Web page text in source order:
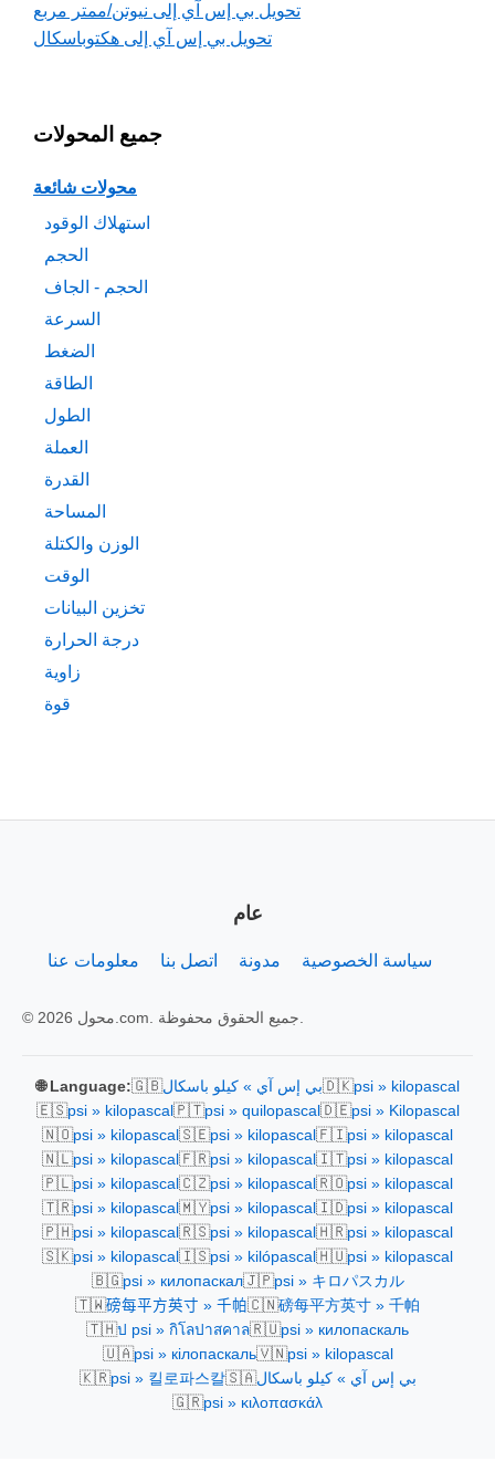
تحويل بي إس آي إلى نيوتن/ممتر مربع
تحويل بي إس آي إلى هكتوباسكال
جميع المحولات
محولات شائعة
استهلاك الوقود
الحجم
الحجم - الجاف
السرعة
الضغط
الطاقة
الطول
العملة
القدرة
المساحة
الوزن والكتلة
الوقت
تخزين البيانات
درجة الحرارة
زاوية
قوة
عام
معلومات عنا اتصل بنا مدونة سياسة الخصوصية
🌐 Language:🇬🇧بي إس آي » كيلو باسكال🇩🇰psi » kilopascal
🇪🇸psi » kilopascal 🇵🇹psi » quilopascal 🇩🇪psi » Kilopascal
🇳🇴psi » kilopascal 🇸🇪psi » kilopascal 🇫🇮psi » kilopascal
🇳🇱psi » kilopascal 🇫🇷psi » kilopascal 🇮🇹psi » kilopascal
🇵🇱psi » kilopascal 🇨🇿psi » kilopascal 🇷🇴psi » kilopascal
🇹🇷psi » kilopascal 🇲🇾psi » kilopascal 🇮🇩psi » kilopascal
🇵🇭psi » kilopascal 🇷🇸psi » kilopascal 🇭🇷psi » kilopascal
🇸🇰psi » kilopascal 🇮🇸psi » kilópascal 🇭🇺psi » kilopascal
🇧🇬psi » килопаскал🇯🇵psi » キロパスカル
🇹🇼磅每平方英寸 » 千帕🇨🇳磅每平方英寸 » 千帕
🇹🇭ป psi » กิโลปาสคาล🇷🇺psi » килопаскаль
🇺🇦psi » кілопаскаль🇻🇳psi » kilopascal
🇰🇷psi » 킬로파스칼🇸🇦بي إس آي » كيلو باسكال
🇬🇷psi » κιλοπασκάλ